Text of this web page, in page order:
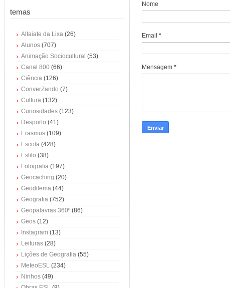
temas
Alfaiate da Lixa (26)
Alunos (707)
Animação Sociocultural (53)
Canal 800 (66)
Ciência (126)
ConverZando (7)
Cultura (132)
Curiosidades (123)
Desporto (41)
Erasmus (109)
Escola (428)
Estilo (38)
Fotografia (197)
Geocaching (20)
Geodilema (44)
Geografia (752)
Geopalavras 360º (86)
Geos (12)
Instagram (13)
Leituras (28)
Lições de Geografia (55)
MeteoESL (234)
Ninhos (49)
Nome
Email *
Mensagem *